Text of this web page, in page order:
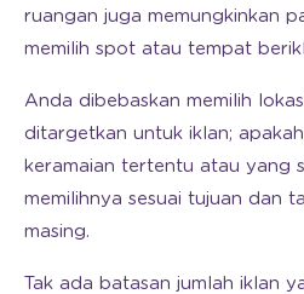
ruangan juga memungkinkan
memilih spot atau tempat
Anda dibebaskan memilih
ditargetkan untuk iklan;
keramaian tertentu atau yang
memilihnya sesuai tujuan dan
masing.
Tak ada batasan jumlah iklan